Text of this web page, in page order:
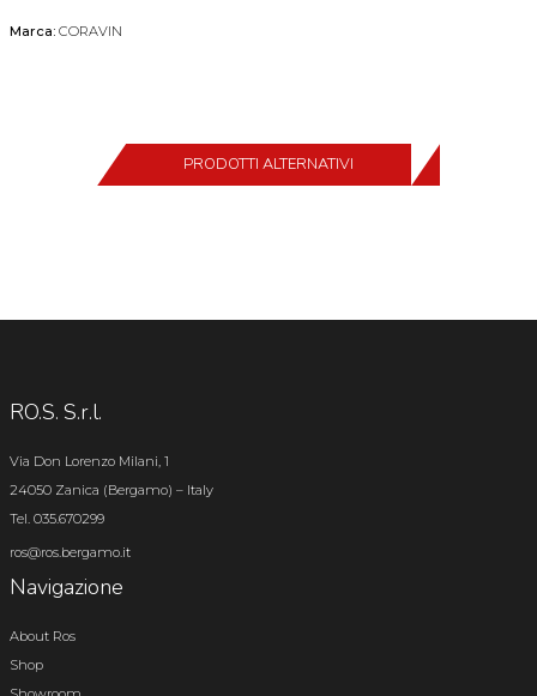
Marca: CORAVIN
PRODOTTI ALTERNATIVI
RO.S. S.r.l.
Via Don Lorenzo Milani, 1
24050 Zanica (Bergamo) – Italy
Tel. 035.670299
ros@ros.bergamo.it
Navigazione
About Ros
Shop